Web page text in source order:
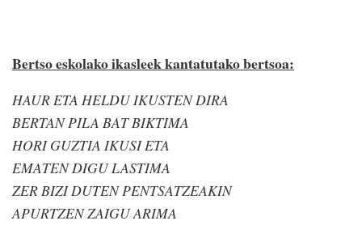
Bertso eskolako ikasleek kantatutako bertsoa:
HAUR ETA HELDU IKUSTEN DIRA
BERTAN PILA BAT BIKTIMA
HORI GUZTIA IKUSI ETA
EMATEN DIGU LASTIMA
ZER BIZI DUTEN PENTSATZEAKIN
APURTZEN ZAIGU ARIMA